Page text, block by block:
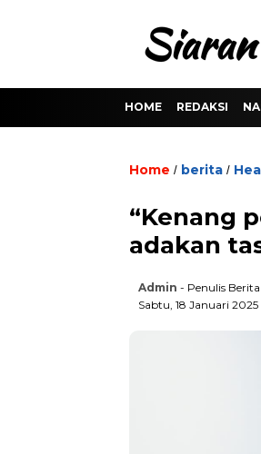
HOME REDAKSI
Home / berita /
“Kenang
adakan
Admin - Penulis Berita
Sabtu, 18 Januari 2025